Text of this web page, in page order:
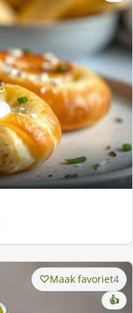
Maak favoriet4
👍